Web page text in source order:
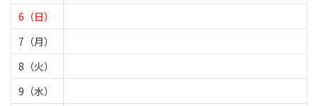
6（日）
7（月）
8（火）
9（水）